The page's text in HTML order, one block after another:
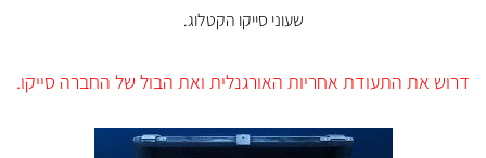
שעוני סייקו הקטלוג.
דרוש את התעודת אחריות האורגנלית ואת הבול של החברה סייקו.